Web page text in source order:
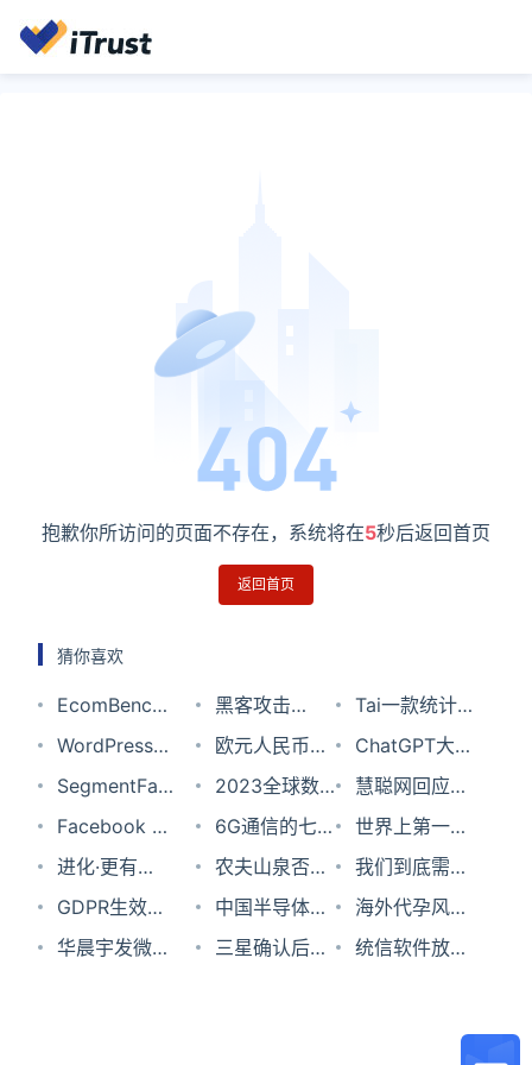
抱歉你所访问的页面不存在，系统将在5秒后返回首页
返回首页
猜你喜欢
EcomBench
– 阿里通义等
推出的电商AI
能力评测基准
黑客攻击
RedHat托管
存储库窃取
570GB数据进
行勒索 结果红
帽回复称请提
交安全报告
Tai一款统计
软件使用时长
的工具
WordPress主
题模板哪里找
欧元人民币汇
率2023年8月
2日
ChatGPT大火
或导致全球
GPU 短缺，
还带火了这款
内存
SegmentFault
思否宣布将接
入百度「文心
一言」，提升
开发者获取知
2023全球数
字科技发展研
究报告：中国
正迎头赶上，
华为、阿里高
慧聪网回应将
停运的传闻，
曾有人预言它
会被阿里打败
Facebook 被
曝雇用公司抹
黑 TikTok；
Spring 承认
6G通信的七
个关键技术！
日本近期6G
研发设施与使
世界上第一个
街机游戏；武
汉大学建校；
真空管的发明
进化·更有
「AI」｜地平
线开发者加速
农夫山泉否认
使用福岛原
料；格力电器
我们到底需要
什么样的浏览
器？
GDPR生效三
周年来对全球
中国半导体行
业会不会迎来
海外代孕风云
录：金钱与生
华晨宇发微博
三星确认后续
统信软件放